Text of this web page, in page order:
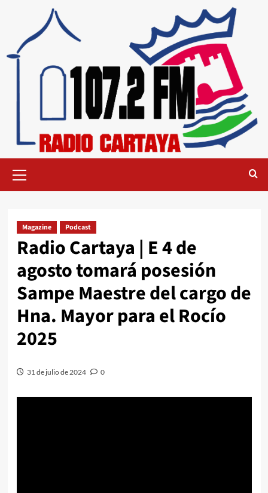
Magazine Podcast
Radio Cartaya | E 4 de
agosto tomará posesión
Sampe Maestre del cargo de
Hna. Mayor para el Rocío
2025
31 de julio de 2024 0